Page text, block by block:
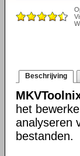
Beschrijving
het
analyseren
bestanden.